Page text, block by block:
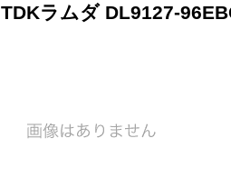
TDKラムダ DL9127-